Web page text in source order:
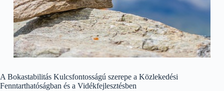
A Bokastabilitás Kulcsfontosságú szerepe a Közlekedési
Fenntarthatóságban és a Vidékfejlesztésben